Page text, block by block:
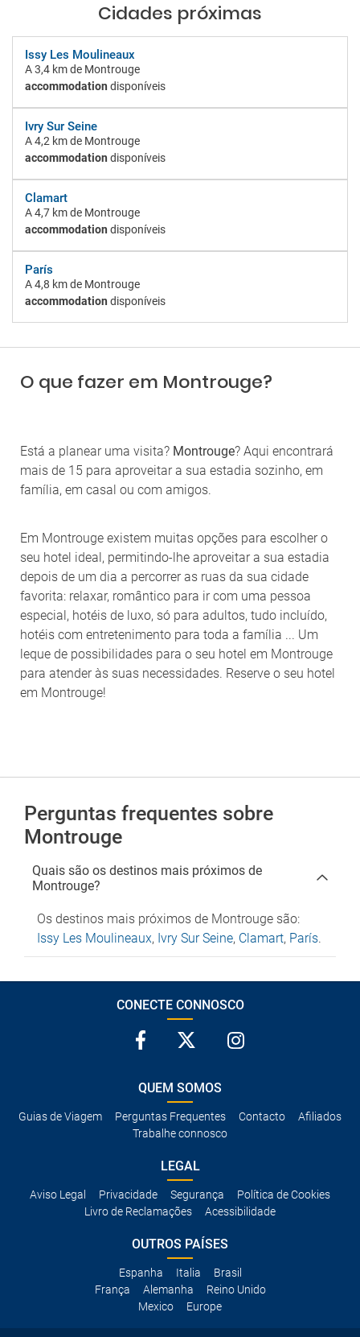
Cidades próximas
Issy Les Moulineaux
A3,4 kmde Montrouge
accommodation disponíveis
Ivry Sur Seine
A4,2 kmde Montrouge
accommodation disponíveis
Clamart
A4,7 kmde Montrouge
accommodation disponíveis
París
A4,8 kmde Montrouge
accommodation disponíveis
O que fazer em Montrouge?
Está a planear uma visita? Montrouge? Aqui encontrará
mais de 15 para aproveitar a sua estadia sozinho, em
família, em casal ou com amigos.
Em Montrouge existem muitas opções para escolher o
seu hotel ideal, permitindo-lhe aproveitar a sua estadia
depois de um dia a percorrer as ruas da sua cidade
favorita: relaxar, romântico para ir com uma pessoa
especial, hotéis de luxo, só para adultos, tudo incluído,
hotéis com entretenimento para toda a família ... Um
leque de possibilidades para o seu hotel em Montrouge
para atender às suas necessidades. Reserve o seu hotel
em Montrouge!
Perguntas frequentes sobre
Montrouge
Quais são os destinos mais próximos de
Montrouge?
Os destinos mais próximos de Montrouge são:
Issy Les Moulineaux, Ivry Sur Seine, Clamart, París.
CONECTE CONNOSCO
QUEM SOMOS
Guias de Viagem Perguntas Frequentes Contacto
Afiliados
Trabalhe connosco
LEGAL
Aviso Legal Privacidade Segurança
Política de Cookies
Livro de Reclamações
Acessibilidade
OUTROS PAÍSES
Espanha Italia
Brasil
França
Alemanha
Reino Unido
Mexico
Europe